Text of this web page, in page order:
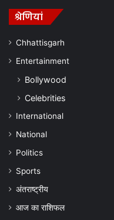
श्रेणियां
Chhattisgarh
Entertainment
Bollywood
Celebrities
International
National
Politics
Sports
अंतराष्ट्रीय
आज का राशिफल